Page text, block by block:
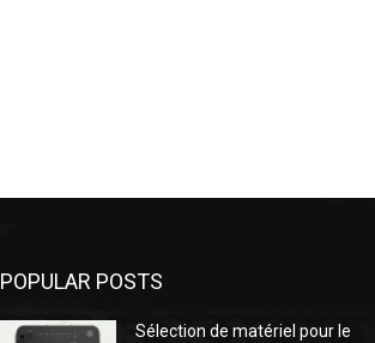
POPULAR POSTS
Sélection de matériel pour le